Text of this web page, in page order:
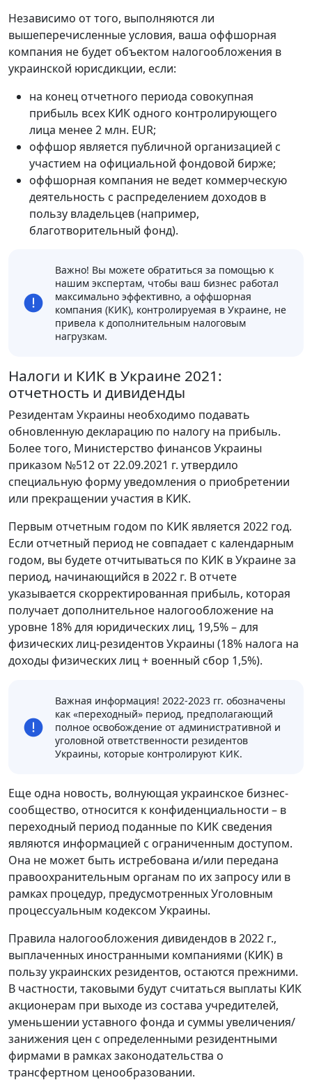
Независимо от того, выполняются ли
вышеперечисленные условия, ваша оффшорная
компания не будет объектом налогообложения в
украинской юрисдикции, если:
на конец отчетного периода совокупная
прибыль всех КИК одного контролирующего
лица менее 2 млн. EUR;
оффшор является публичной организацией с
участием на официальной фондовой бирже;
оффшорная компания не ведет коммерческую
деятельность с распределением доходов в
пользу владельцев (например,
благотворительный фонд).
Важно! Вы можете обратиться за помощью к
нашим экспертам, чтобы ваш бизнес работал
максимально эффективно, а оффшорная
компания (КИК), контролируемая в Украине, не
привела к дополнительным налоговым
нагрузкам.
Налоги и КИК в Украине 2021:
отчетность и дивиденды
Резидентам Украины необходимо подавать
обновленную декларацию по налогу на прибыль.
Более того, Министерство финансов Украины
приказом №512 от 22.09.2021 г. утвердило
специальную форму уведомления о приобретении
или прекращении участия в КИК.
Первым отчетным годом по КИК является 2022 год.
Если отчетный период не совпадает с календарным
годом, вы будете отчитываться по КИК в Украине за
период, начинающийся в 2022 г. В отчете
указывается скорректированная прибыль, которая
получает дополнительное налогообложение на
уровне 18% для юридических лиц, 19,5% – для
физических лиц-резидентов Украины (18% налога на
доходы физических лиц + военный сбор 1,5%).
Важная информация! 2022-2023 гг. обозначены
как «переходный» период, предполагающий
полное освобождение от административной и
уголовной ответственности резидентов
Украины, которые контролируют КИК.
Еще одна новость, волнующая украинское бизнес-
сообщество, относится к конфиденциальности – в
переходный период поданные по КИК сведения
являются информацией с ограниченным доступом.
Она не может быть истребована и/или передана
правоохранительным органам по их запросу или в
рамках процедур, предусмотренных Уголовным
процессуальным кодексом Украины.
Правила налогообложения дивидендов в 2022 г.,
выплаченных иностранными компаниями (КИК) в
пользу украинских резидентов, остаются прежними.
В частности, таковыми будут считаться выплаты КИК
акционерам при выходе из состава учредителей,
уменьшении уставного фонда и суммы увеличения/
занижения цен с определенными резидентными
фирмами в рамках законодательства о
трансфертном ценообразовании.